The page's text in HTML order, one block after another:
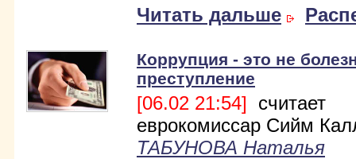
Читать дальше
Коррупция - это не
преступление
[06.02 21:54] считает
еврокомиссар Сийм
ТАБУНОВА Наталья